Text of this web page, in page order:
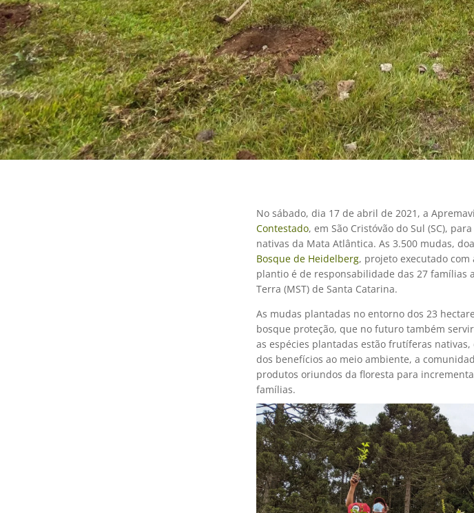
No sábado, dia 17 de abril de 2021, a
Contestado, em São Cristóvão do Sul (SC),
nativas da Mata Atlântica. As 3.500 mudas,
Bosque de Heidelberg, projeto executado
plantio é de responsabilidade das 27 famílias
Terra (MST) de Santa Catarina.
As mudas plantadas no entorno dos 23
bosque proteção, que no futuro também
as espécies plantadas estão frutíferas
dos benefícios ao meio ambiente, a
produtos oriundos da floresta para
famílias.